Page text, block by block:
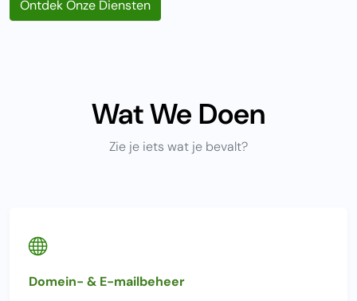
Ontdek Onze Diensten
Wat We Doen
Zie je iets wat je bevalt?
Domein- & E-mailbeheer